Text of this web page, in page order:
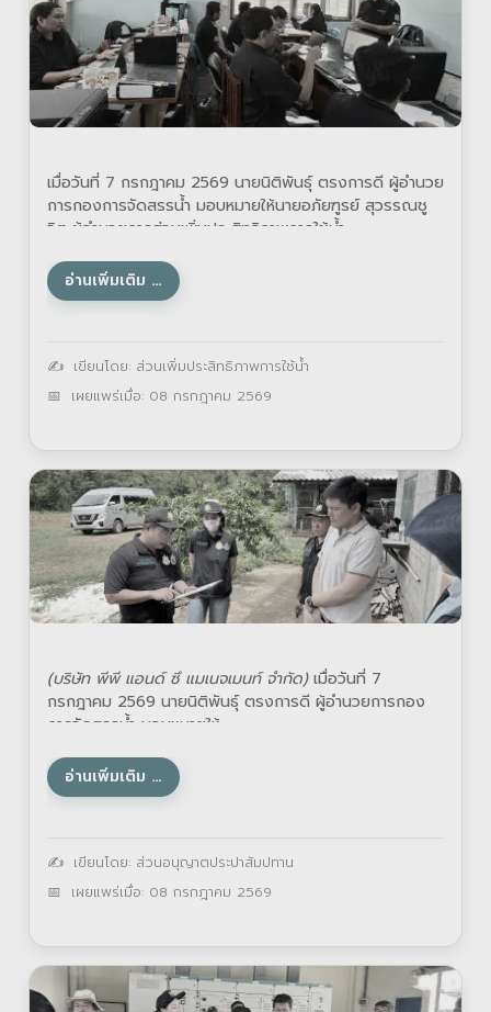
เมื่อวันที่ 7 กรกฎาคม 2569 นายนิติพันธุ์ ตรงการดี ผู้อำนวย
การกองการจัดสรรน้ำ มอบหมายให้นายอภัยฑูรย์ สุวรรณชู
จิต ผู้อำนวยการส่วนเพิ่มประสิทธิภาพการใช้น้ำ
รายละเอียด
เขียนโดย: ส่วนเพิ่มประสิทธิภาพการใช้น้ำ
เผยแพร่เมื่อ: 08 กรกฎาคม 2569
อ่านเพิ่มเติม …
(บริษัท พีพี แอนด์ ซึ แมเนจเมนท์ จำกัด)เมื่อวันที่ 7
กรกฎาคม 2569 นายนิติพันธุ์ ตรงการดี ผู้อำนวยการกอง
การจัดสรรน้ำ มอบหมายให้
รายละเอียด
เขียนโดย: ส่วนอนุญาตประปาสัมปทาน
เผยแพร่เมื่อ: 08 กรกฎาคม 2569
อ่านเพิ่มเติม …